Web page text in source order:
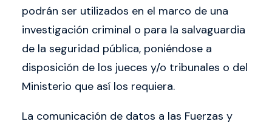
podrán ser utilizados en el marco de una
investigación criminal o para la salvaguardia
de la seguridad pública, poniéndose a
disposición de los jueces y/o tribunales o del
Ministerio que así los requiera.
La comunicación de datos a las Fuerzas y